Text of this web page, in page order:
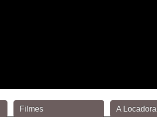
Filmes A Locadora